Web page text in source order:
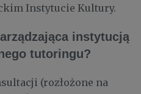
Instytucie Kultury.
instytucją
tutoringu?
(rozłożone na